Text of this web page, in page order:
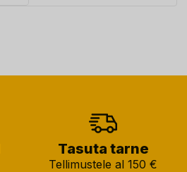
Tasuta tarne
Tellimustele al 150 €